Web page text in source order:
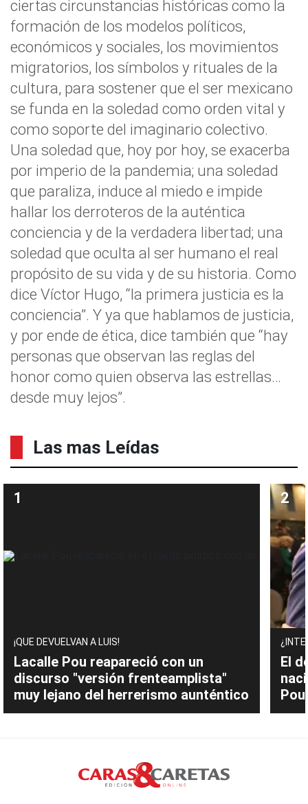
ciertas circunstancias históricas como la
formación de los modelos políticos,
económicos y sociales, los movimientos
migratorios, los símbolos y rituales de la
cultura, para sostener que el ser mexicano
se funda en la soledad como orden vital y
como soporte del imaginario colectivo.
Una soledad que, hoy por hoy, se exacerba
por imperio de la pandemia; una soledad
que paraliza, induce al miedo e impide
hallar los derroteros de la auténtica
conciencia y de la verdadera libertad; una
soledad que oculta al ser humano el real
propósito de su vida y de su historia. Como
dice Víctor Hugo, “la primera justicia es la
conciencia”. Y ya que hablamos de justicia,
y por ende de ética, dice también que “hay
personas que observan las reglas del
honor como quien observa las estrellas…
desde muy lejos”.
Las mas Leídas
¡QUE DEVUELVAN A LUIS!
Lacalle Pou reapareció con un
discurso "versión frenteamplista"
muy lejano del herrerismo aunténtico
El